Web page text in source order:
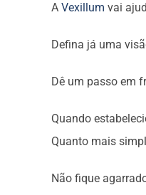
A Vexillum vai
Defina já uma
Dê um passo em
Quando
Quanto mais
Não fique